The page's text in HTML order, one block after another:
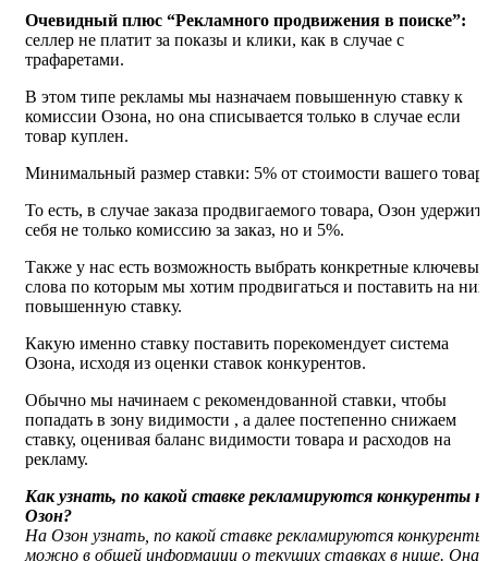
Очевидный плюс “Рекламного продвижения в поиске”:
селлер не платит за показы и клики, как в случае с
трафаретами.
В этом типе рекламы мы назначаем повышенную ставку к
комиссии Озона, но она списывается только в случае если
товар куплен.
Минимальный размер ставки: 5% от стоимости вашего
То есть, в случае заказа продвигаемого товара, Озон удержит
себя не только комиссию за заказ, но и 5%.
Также у нас есть возможность выбрать конкретные ключевые
слова по которым мы хотим продвигаться и поставить на них
повышенную ставку.
Какую именно ставку поставить порекомендует система
Озона, исходя из оценки ставок конкурентов.
Обычно мы начинаем с рекомендованной ставки, чтобы
попадать в зону видимости , а далее постепенно снижаем
ставку, оценивая баланс видимости товара и расходов на
рекламу.
Как узнать, по какой ставке рекламируются конкуренты
Озон?
На Озон узнать, по какой ставке рекламируются
можно в общей информации о текущих ставках в нише. Она